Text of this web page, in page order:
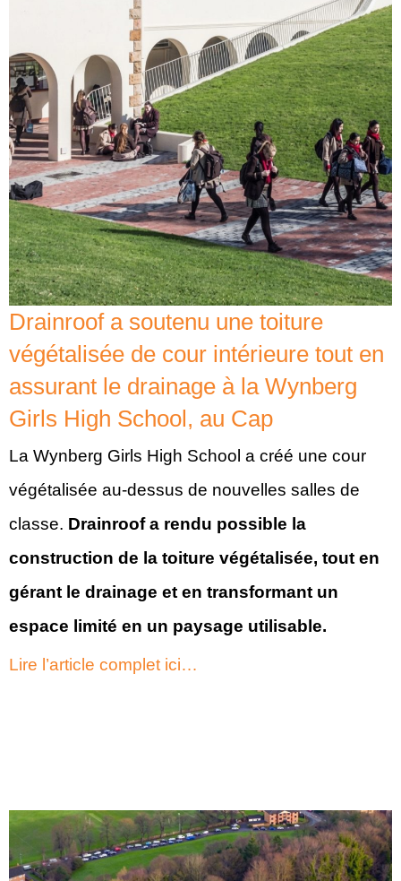
Drainroof a soutenu une toiture
végétalisée de cour intérieure tout en
assurant le drainage à la Wynberg
Girls High School, au Cap
La Wynberg Girls High School a créé une cour
végétalisée au-dessus de nouvelles salles de
classe. Drainroof a rendu possible la
construction de la toiture végétalisée, tout en
gérant le drainage et en transformant un
espace limité en un paysage utilisable.
Lire l’article complet ici…